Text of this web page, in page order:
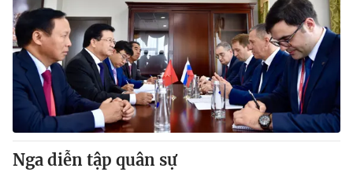
Nga diễn tập quân sự